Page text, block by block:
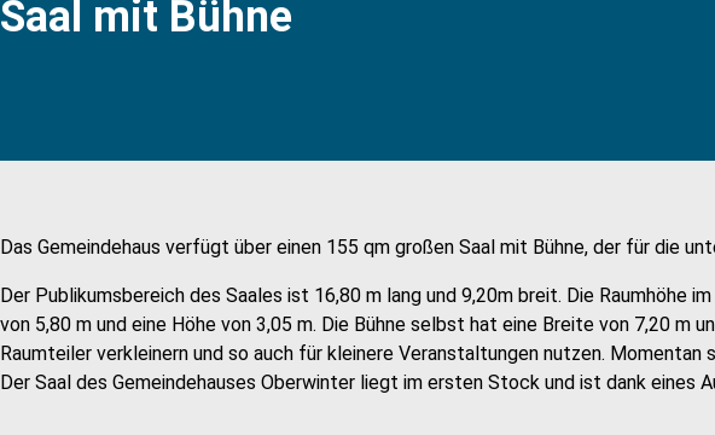
Saal mit Bühne
Das Gemeindehaus verfügt über einen 155 qm großen Saal mit Bühne, der für die
Der Publikumsbereich des Saales ist 16,80 m lang und 9,20m breit. Die Raumhöhe
von 5,80 m und eine Höhe von 3,05 m. Die Bühne selbst hat eine Breite von 7,20 m
Raumteiler verkleinern und so auch für kleinere Veranstaltungen nutzen. Momentan
Der Saal des Gemeindehauses Oberwinter liegt im ersten Stock und ist dank eines